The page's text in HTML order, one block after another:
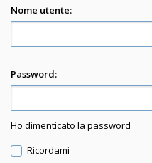
Nome utente:
Password:
Ho dimenticato la password
Ricordami